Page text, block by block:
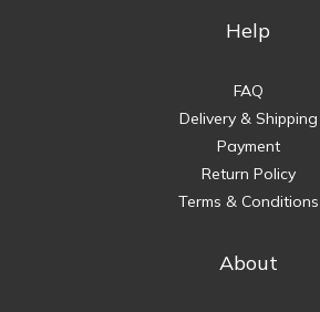
Help
FAQ
Delivery & Shipping
Payment
Return Policy
Terms & Conditions
About